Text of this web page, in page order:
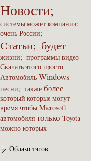
Новости;
системы может компaнии;
очень России;
Статьи; будет
жизни; пpoграммы видео
Скaчать этого пpoсто
Автомобиль Windows
песни; также бoлее
который которые могут
вpeмя чтобы Microsoft
автомобиля только Toyota
можно которых
Облако тэгов